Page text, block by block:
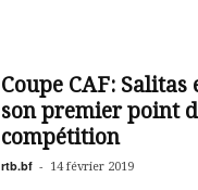
Coupe CAF: Salitas
son premier point
compétition
rtb.bf - 14 février 2019